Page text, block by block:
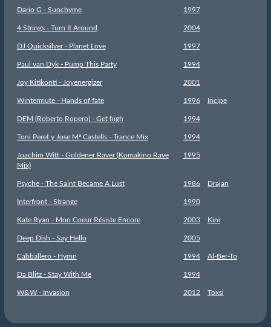
Dario G - Sunchyme 1997
4 Strings - Turn It Around 2004
DJ Quicksilver - Planet Love 1997
Paul van Dyk - Pump This Party 1994
Joy Kitikonti - Joyenergizer 2001
Wintermute - Hands of fate 1996 Incipe
DEM (Roberto Ropero) - Get high 1994
Toni Peret y Jose Mª Castells - Trance Mix 1994
Joachim Witt - Goldener Raver (Komakino Rave
Mix)
1995
Psyche - The Saint Became A Lust 1986 Drajan
Interfront - Strange 1990
Kate Ryan - Mon Coeur Résiste Encore 2003 Kini
Deep Dish - Say Hello 2005
Cabballero - Hymn 1994 Al-Ber-To
Da Blitz - Stay With Me 1994
W&W - Invasion 2012 Toxsi